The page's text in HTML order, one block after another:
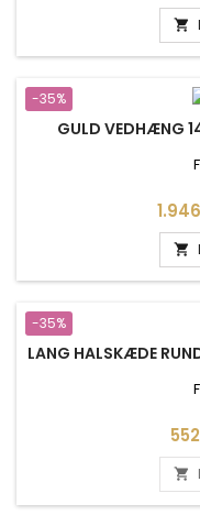

-35%
GULD VEDHÆNG
Pris

-35%
LANG HALSKÆDE
Pris
